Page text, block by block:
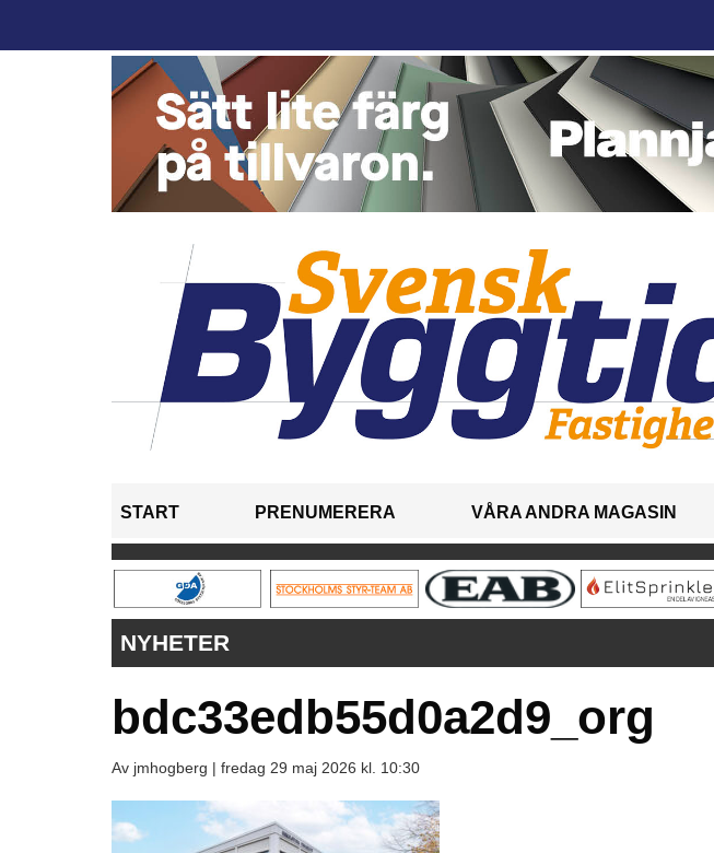
START PRENUMERERA VÅRA ANDRA MAGASIN
NYHETER
bdc33edb55d0a2d9_org
Av jmhogberg | fredag 29 maj 2026 kl. 10:30